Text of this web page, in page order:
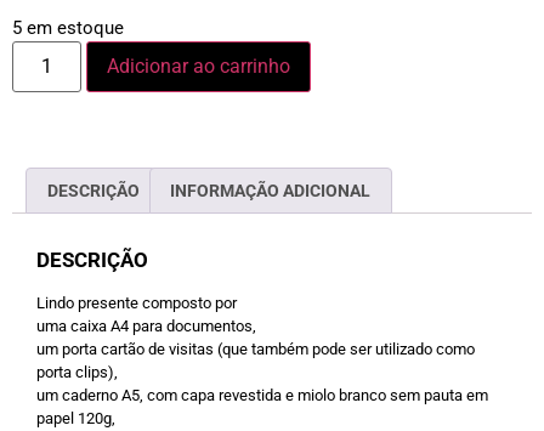
5 em estoque
Adicionar ao carrinho
DESCRIÇÃO INFORMAÇÃO ADICIONAL
DESCRIÇÃO
Lindo presente composto por
uma caixa A4 para documentos,
um porta cartão de visitas (que também pode ser utilizado como
porta clips),
um caderno A5, com capa revestida e miolo branco sem pauta em
papel 120g,